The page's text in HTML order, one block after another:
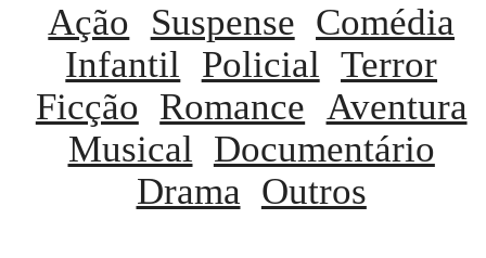
Ação Suspense Comédia
Infantil
Policial Terror
Ficção Romance Aventura
Musical
Documentário
Drama Outros